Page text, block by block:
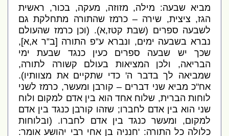
מביא שבעה:מילה,מזוזה,מעקה,בכור,ראשית
הגז,ציצית,שירה – כרמז שהתורה מתחלקת גם
לשבעה ספרים( שבת קטז,א). ( וכן כרמז שהעולם
נברא בשבעה ימים,ונברא ע”פ התורה[ב”ר א ,א],
שכך יש שבעה ספרים כעין כנגד שבעת ימי
הבריאה,ולכן המציאות בעולם קשורה לתורה,
שמביאה לך בדבר ה 'כדי שתקיים את מצוותיו).
אח"כ מביא שני דברים – קורבן ומעשר,כרמז לשני
לוחות הברית,שלוח אחד הוא בין אדם למקום ולוח
שני הוא בין אדם לחברו;שזהו קורבן כנגד בין אדם
למקום,ומעשר כנגד בין אדם לחברו. (
ובלוחות
כלולה כל התורה: 'חנניה בן אחי רבי יהושע אומר: